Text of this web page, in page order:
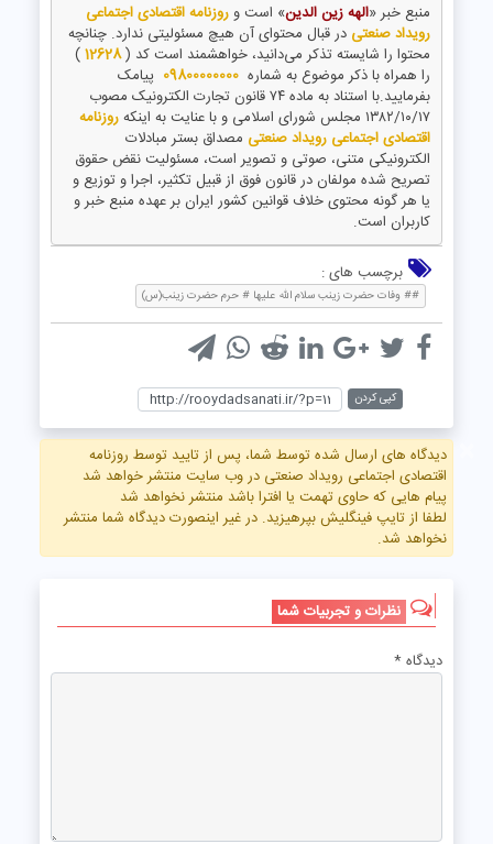
منبع خبر «الهه زین الدین» است وروزنامه اقتصادی اجتماعی
رویداد صنعتی در قبال محتوای آن هیچ مسئولیتی ندارد. چنانچه
محتوا را شایسته تذکر می‌دانید، خواهشمند است کد (12628
)
را همراه با ذکر موضوع به شماره 09800000000
پیامک
بفرمایید.با استناد به ماده ۷۴ قانون تجارت الکترونیک مصوب
۱۳۸۲/۱۰/۱۷ مجلس شورای اسلامی و با عنایت به اینکه
روزنامه
اقتصادی اجتماعی رویداد صنعتی مصداق بستر مبادلات
الکترونیکی متنی، صوتی و تصویر است، مسئولیت نقض حقوق
تصریح شده مولفان در قانون فوق از قبیل تکثیر، اجرا و توزیع و
یا هر گونه محتوی خلاف قوانین کشور ایران بر عهده منبع خبر و
کاربران است.
برچسب های :
## وفات حضرت زینب سلام الله علیها # حرم حضرت زینب(س)
کپی کردن
دیدگاه های ارسال شده توسط شما، پس از تایید توسط روزنامه
اقتصادی اجتماعی رویداد صنعتی در وب سایت منتشر خواهد شد
پیام هایی که حاوی تهمت یا افترا باشد منتشر نخواهد شد
لطفا از تایپ فینگلیش بپرهیزید. در غیر اینصورت دیدگاه شما منتشر
نخواهد شد.
نظرات و تجربیات شما
دیدگاه*